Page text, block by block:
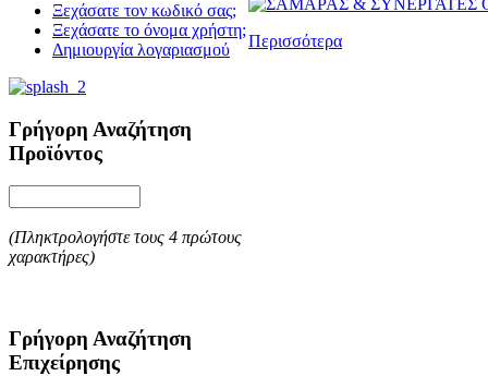
Ξεχάσατε τον κωδικό σας;
Ξεχάσατε το όνομα χρήστη;
Δημιουργία λογαριασμού
Γρήγορη Αναζήτηση
Προϊόντος
(Πληκτρολογήστε τους 4 πρώτους
χαρακτήρες)
Γρήγορη Αναζήτηση
Επιχείρησης
Περισσότερα